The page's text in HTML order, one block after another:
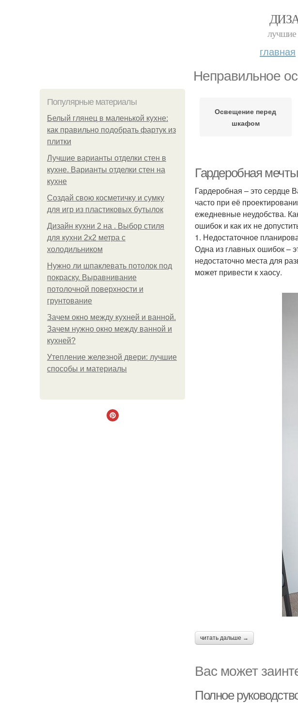
лучшие
главная
Неправильное
Популярные материалы
Белый глянец в маленькой кухне:
как правильно подобрать фартук из
плитки
Лучшие варианты отделки стен в
кухне. Варианты отделки стен на
кухне
Создай свою косметичку и сумку
для игр из пластиковых бутылок
Дизайн кухни 2 на . Выбор стиля
для кухни 2х2 метра с
холодильником
Нужно ли шпаклевать потолок под
покраску. Выравнивание
потолочной поверхности и
грунтование
Зачем окно между кухней и ванной.
Зачем нужно окно между ванной и
кухней?
Утепление железной двери: лучшие
способы и материалы
Освещение перед
шкафом
Гардеробная
Гардеробная – это сердце
часто при её
ежедневные неудобства.
ошибок и как их не
1. Недостаточное
Одна из главных ошибок –
недостаточно места для
может привести к хаосу.
читать дальше →
Вас может
Полное